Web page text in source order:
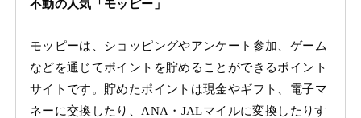
不動の人気「モッピー」
モッピーは、ショッピングやアンケート参加、ゲーム
などを通じてポイントを貯めることができるポイント
サイトです。貯めたポイントは現金やギフト、電子マ
ネーに交換したり、ANA・JALマイルに変換したりす